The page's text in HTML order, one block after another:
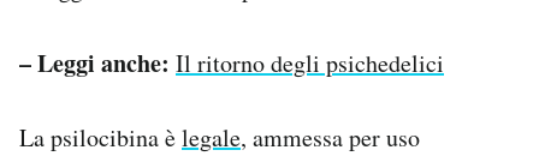
– Leggi anche: Il ritorno degli psichedelici
La psilocibina èlegale, ammessa per uso